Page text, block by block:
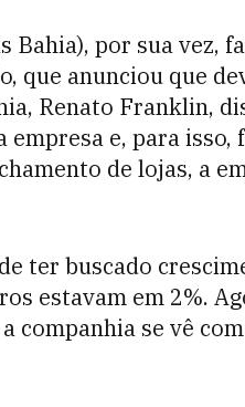
Bahia), por sua vez,
que anunciou que
Renato Franklin,
e, para isso,
de lojas, a
ter buscado
estavam em 2%.
se vê